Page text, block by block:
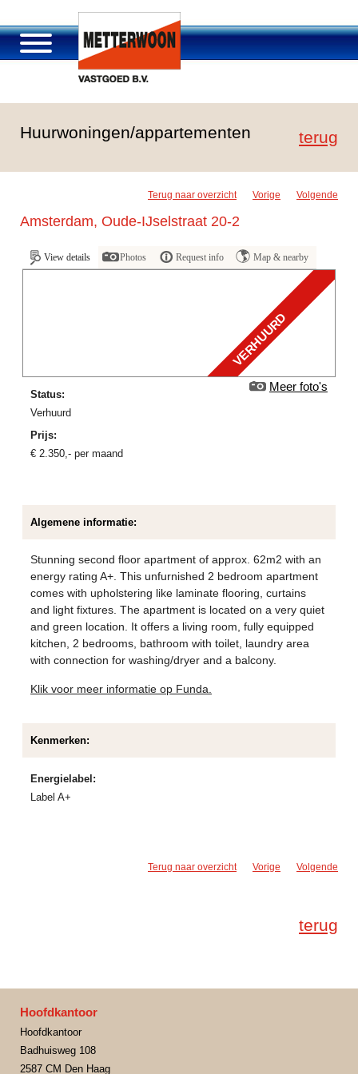
Portfolio
Huurwoningen/appartementen terug
Terug naar overzicht Vorige Volgende
Amsterdam, Oude-IJselstraat 20-2
View details Photos Request info Map & nearby
VERHUURD
Meer foto's
Status:
verhuurd
Prijs:
€2.350,- per maand
Algemene informatie:
Stunning second floor apartment of approx. 62m2 with an
energy rating A+. This unfurnished 2 bedroom apartment
comes with upholstering like laminate flooring, curtains
and light fixtures. The apartment is located on a very quiet
and green location. It offers a living room, fully equipped
kitchen, 2 bedrooms, bathroom with toilet, laundry area
with connection for washing/dryer and a balcony.
Klik voor meer informatie op Funda.
Kenmerken:
Energielabel:
Label A+
Terug naar overzicht Vorige Volgende
terug
Hoofdkantoor
Hoofdkantoor
Badhuisweg 108
2587 CM Den Haag